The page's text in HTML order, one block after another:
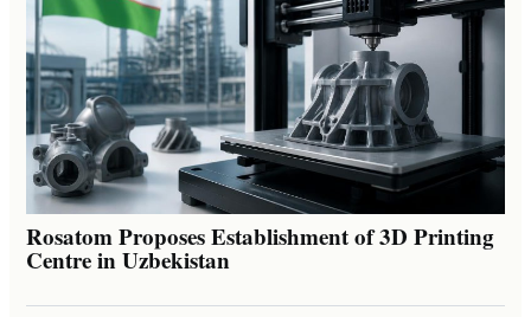
Rosatom Proposes Establishment of 3D Printing
Centre in Uzbekistan